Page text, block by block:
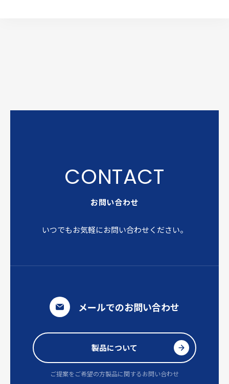
お問い合わせ
いつでもお気軽にお問い合わせください。
メールでのお問い合わせ
製品について
ご提案をご希望の方製品に関するお問い合わせ